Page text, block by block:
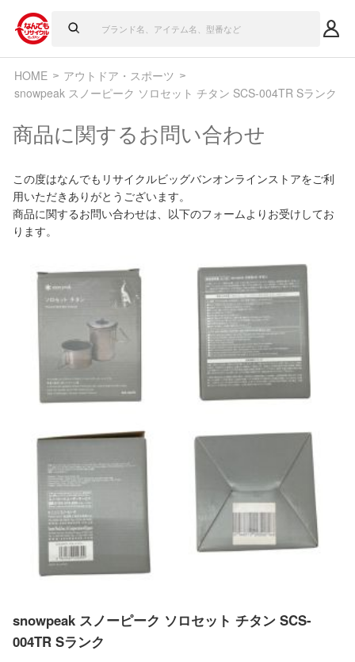
HOME
アウトドア・スポーツ
snowpeak スノーピーク ソロセット チタン SCS-004TR Sランク
商品に関するお問い合わせ
この度はなんでもリサイクルビッグバンオンラインストアをご利
用いただきありがとうございます。
商品に関するお問い合わせは、以下のフォームよりお受けしてお
ります。
snowpeak スノーピーク ソロセット チタン SCS-
004TR Sランク